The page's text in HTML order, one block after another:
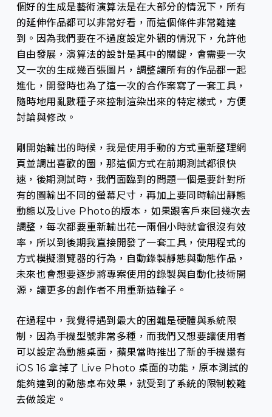
個好的生成是藝術演算法是在大部分的情況下，所有
的延伸作品都可以非常好看，而這個條件非常難達
到。因為我們要在不過度設定外觀的情況下，允許他
自由發展，演算法的設計是其中的關鍵，會需要一次
又一次的生成幾百張圖片，調整讓所有的作品都一起
進化，開發時也為了這一次的合作案寫了一套工具，
隨時地用亂數種子來控制渲染出來的特定樣式，方便
討論與修改。
剛開始輸出的時候，我是使用手動的方式重新整理網
頁並調出喜歡的圖，那這個方式在前期測試都很快
速，後期測試時，我們面臨到的問題一個是要針對所
有的圖輸出不同的螢幕尺寸，再加上要同時輸出靜態
動態以及Live Photo的版本，如果跟客戶來回幾次去
調整，每次都要重新輸出花一兩個小時就會很沒有效
率，所以到後期我直接開發了一套工具，使用程式的
方式模擬瀏覽器的行為，自動錄製靜態與動態作品，
未來也會想要逐步將專案使用的錄製與自動化技術開
源，讓更多的創作者不用重新造輪子。
在過程中，我覺得遇到最大的困難是硬體與系統限
制，因為手機型號非常多種，而我們又想要讓使用者
可以設定為動態桌面，蘋果當時推出了新的手機還有
iOS 16 拿掉了 Live Photo 桌面的功能，原本測試的
能夠達到的動態桌布效果，就受到了系統的限制較難
去做設定。